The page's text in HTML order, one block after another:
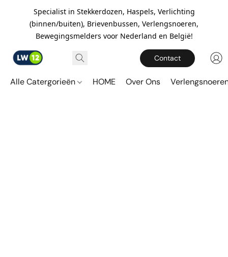
Specialist in Stekkerdozen, Haspels, Verlichting
(binnen/buiten), Brievenbussen, Verlengsnoeren,
Bewegingsmelders voor Nederland en België!
Contact
Alle Catergorieën HOME Over Ons